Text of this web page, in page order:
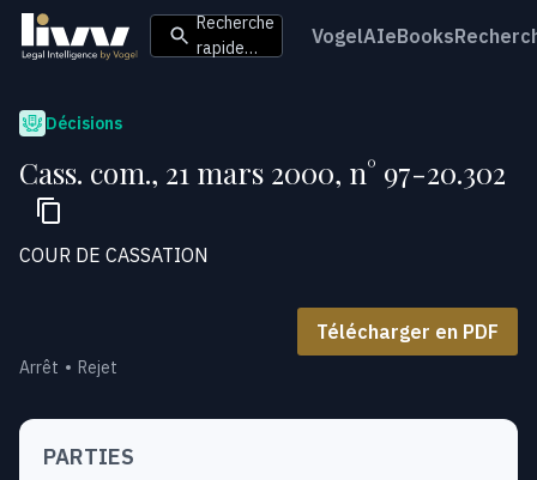
Recherche
rapide…
VogelAIeBooks
Décisions
Cass. com., 21 mars 2000, n° 97-20.302
COUR DE CASSATION
Télécharger en PDF
Arrêt Rejet
PARTIES